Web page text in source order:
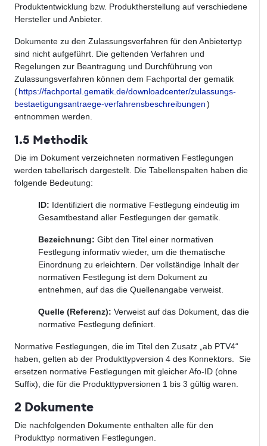
Produktentwicklung bzw. Produktherstellung auf verschiedene
Hersteller und Anbieter.
Dokumente zu den Zulassungsverfahren für den Anbietertyp
sind nicht aufgeführt. Die geltenden Verfahren und
Regelungen zur Beantragung und Durchführung von
Zulassungsverfahren können dem Fachportal der gematik
(https://fachportal.gematik.de/downloadcenter/zulassungs-
bestaetigungsantraege-verfahrensbeschreibungen)
entnommen werden.
1.5 Methodik
Die im Dokument verzeichneten normativen Festlegungen
werden tabellarisch dargestellt. Die Tabellenspalten haben die
folgende Bedeutung:
ID: Identifiziert die normative Festlegung eindeutig im
Gesamtbestand aller Festlegungen der gematik.
Bezeichnung: Gibt den Titel einer normativen
Festlegung informativ wieder, um die thematische
Einordnung zu erleichtern. Der vollständige Inhalt der
normativen Festlegung ist dem Dokument zu
entnehmen, auf das die Quellenangabe verweist.
Quelle (Referenz): Verweist auf das Dokument, das die
normative Festlegung definiert.
Normative Festlegungen, die im Titel den Zusatz „ab PTV4“
haben, gelten ab der Produkttypversion 4 des Konnektors. Sie
ersetzen normative Festlegungen mit gleicher Afo-ID (ohne
Suffix), die für die Produkttypversionen 1 bis 3 gültig waren.
2 Dokumente
Die nachfolgenden Dokumente enthalten alle für den
Produkttyp normativen Festlegungen.